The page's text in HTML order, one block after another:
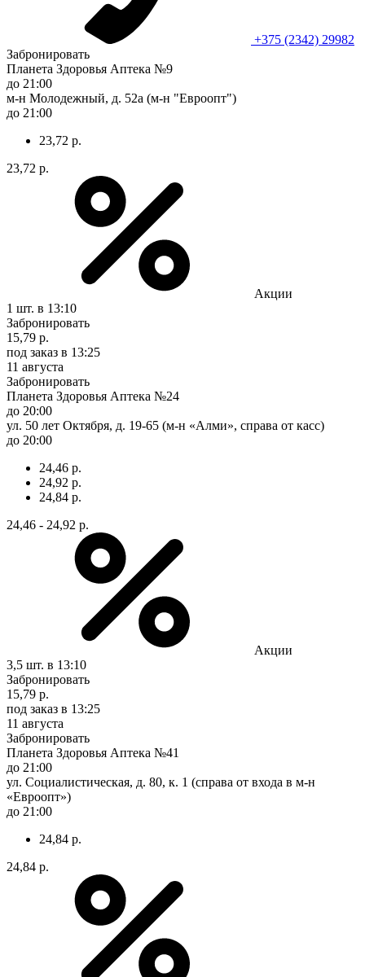
+375 (2342) 29982
Забронировать
Планета Здоровья Аптека №9
до 21:00
м-н Молодежный, д. 52а (м-н "Евроопт")
до 21:00
23,72 р.
23,72 р.
Акции
1 шт. в 13:10
Забронировать
15,79 р.
под заказ в 13:25
11 августа
Забронировать
Планета Здоровья Аптека №24
до 20:00
ул. 50 лет Октября, д. 19-65 (м-н «Алми», справа от касс)
до 20:00
24,46 р.
24,92 р.
24,84 р.
24,46 - 24,92 р.
Акции
3,5 шт. в 13:10
Забронировать
15,79 р.
под заказ в 13:25
11 августа
Забронировать
Планета Здоровья Аптека №41
до 21:00
ул. Социалистическая, д. 80, к. 1 (справа от входа в м-н
«Евроопт»)
до 21:00
24,84 р.
24,84 р.